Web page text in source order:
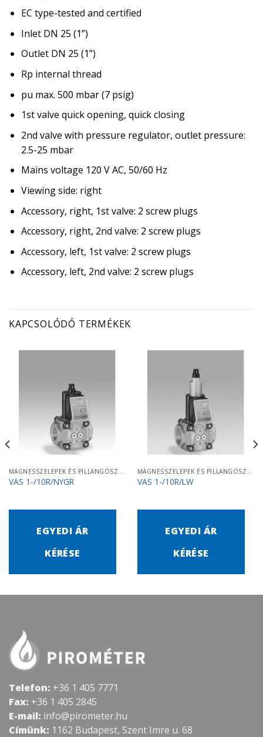
EC type-tested and certified
Inlet DN 25 (1”)
Outlet DN 25 (1”)
Rp internal thread
pu max. 500 mbar (7 psig)
1st valve quick opening, quick closing
2nd valve with pressure regulator, outlet pressure:
2.5-25 mbar
Mains voltage 120 V AC, 50/60 Hz
Viewing side: right
Accessory, right, 1st valve: 2 screw plugs
Accessory, right, 2nd valve: 2 screw plugs
Accessory, left, 1st valve: 2 screw plugs
Accessory, left, 2nd valve: 2 screw plugs
KAPCSOLÓDÓ TERMÉKEK
MÁGNESSZELEPEK ÉS PILLANGÓSZELEPEK
VAS 1-/10R/NYGR
EGYEDI ÁR
KÉRÉSE
MÁGNESSZELEPEK ÉS PILLANGÓSZELEPEK
VAS 1-/10R/LW
EGYEDI ÁR
KÉRÉSE
Telefon: +36 1 405 7771
Fax: +36 1 405 2845
E-mail: info@pirometer.hu
Címünk: 1162 Budapest, Szent Imre u. 68